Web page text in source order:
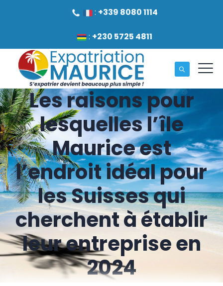
: +339 8080 1114
: +230 5725 4811
Les raisons pour
lesquelles l’île
Maurice est
l’endroit idéal pour
les Suisses qui
cherchent à établir
leur entreprise en
2024